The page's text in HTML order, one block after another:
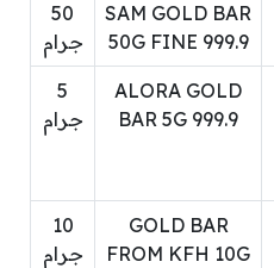
SAM GOLD BAR
50G FINE 999.9
50
جرام
ALORA GOLD
BAR 5G 999.9
5
جرام
GOLD BAR
FROM KFH 10G
10
جرام